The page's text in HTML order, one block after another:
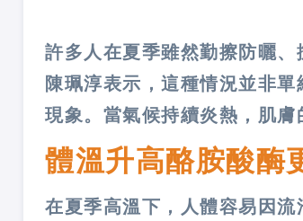
許多人在夏季雖然勤擦防曬
陳珮淳表示，這種情況並非
現象。當氣候持續炎熱，肌膚
體溫升高酪胺酸
在夏季高溫下，人體容易因